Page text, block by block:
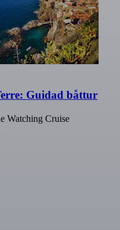
Guidad båttur
Watching Cruise